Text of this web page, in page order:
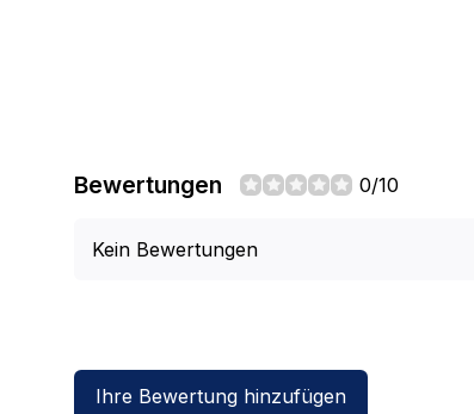
Bewertungen 0/10
Kein Bewertungen
Ihre Bewertung hinzufügen